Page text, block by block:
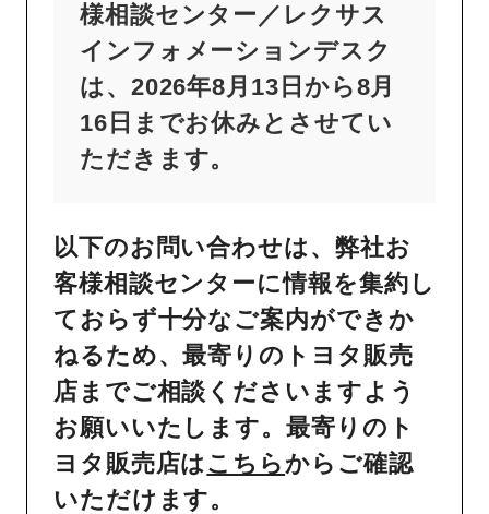
様相談センター／レクサス
インフォメーションデスク
は、2026年8月13日から8月
16日までお休みとさせてい
ただきます。
以下のお問い合わせは、弊社お
客様相談センターに情報を集約し
ておらず十分なご案内ができか
ねるため、最寄りのトヨタ販売
店までご相談くださいますよう
お願いいたします。最寄りのト
ヨタ販売店はこちら からご確認
いただけます。